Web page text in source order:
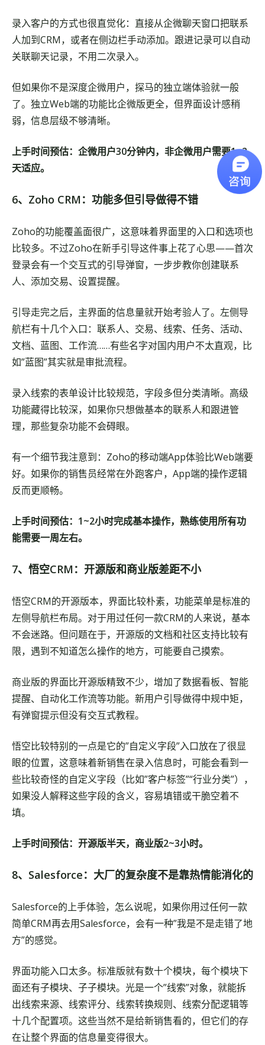
录入客户的方式也很直觉化：直接从企微聊天窗口把联系
人加到CRM，或者在侧边栏手动添加。跟进记录可以自动
关联聊天记录，不用二次录入。
但如果你不是深度企微用户，探马的独立端体验就一般
了。独立Web端的功能比企微版更全，但界面设计感稍
弱，信息层级不够清晰。
上手时间预估：企微用户30分钟内，非企微用户需要1~2
天适应。
6、Zoho CRM：功能多但引导做得不错
Zoho的功能覆盖面很广，这意味着界面里的入口和选项也
比较多。不过Zoho在新手引导这件事上花了心思——首次
登录会有一个交互式的引导弹窗，一步步教你创建联系
人、添加交易、设置提醒。
引导走完之后，主界面的信息量就开始考验人了。左侧导
航栏有十几个入口：联系人、交易、线索、任务、活动、
文档、蓝图、工作流……有些名字对国内用户不太直观，比
如”蓝图”其实就是审批流程。
录入线索的表单设计比较规范，字段多但分类清晰。高级
功能藏得比较深，如果你只想做基本的联系人和跟进管
理，那些复杂功能不会碍眼。
有一个细节我注意到：Zoho的移动端App体验比Web端要
好。如果你的销售员经常在外跑客户，App端的操作逻辑
反而更顺畅。
上手时间预估：1~2小时完成基本操作，熟练使用所有功
能需要一周左右。
7、悟空CRM：开源版和商业版差距不小
悟空CRM的开源版本，界面比较朴素，功能菜单是标准的
左侧导航栏布局。对于用过任何一款CRM的人来说，基本
不会迷路。但问题在于，开源版的文档和社区支持比较有
限，遇到不知道怎么操作的地方，可能要自己摸索。
商业版的界面比开源版精致不少，增加了数据看板、智能
提醒、自动化工作流等功能。新用户引导做得中规中矩，
有弹窗提示但没有交互式教程。
悟空比较特别的一点是它的”自定义字段”入口放在了很显
眼的位置，这意味着新销售在录入信息时，可能会看到一
些比较奇怪的自定义字段（比如”客户标签”“行业分类”），
如果没人解释这些字段的含义，容易填错或干脆空着不
填。
上手时间预估：开源版半天，商业版2~3小时。
8、Salesforce：大厂的复杂度不是靠热情能消化的
Salesforce的上手体验，怎么说呢，如果你用过任何一款
简单CRM再去用Salesforce，会有一种”我是不是走错了地
方”的感觉。
界面功能入口太多。标准版就有数十个模块，每个模块下
面还有子模块、子子模块。光是一个”线索”对象，就能拆
出线索来源、线索评分、线索转换规则、线索分配逻辑等
十几个配置项。这些当然不是给新销售看的，但它们的存
在让整个界面的信息量变得很大。